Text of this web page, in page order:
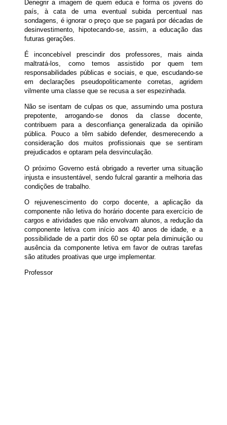
Denegrir a imagem de quem educa e forma os jovens do
país, à cata de uma eventual subida percentual nas
sondagens, é ignorar o preço que se pagará por décadas de
desinvestimento, hipotecando-se, assim, a educação das
futuras gerações.
É inconcebível prescindir dos professores, mais ainda
maltratá-los, como temos assistido por quem tem
responsabilidades públicas e sociais, e que, escudando-se
em declarações pseudopoliticamente corretas, agridem
vilmente uma classe que se recusa a ser espezinhada.
Não se isentam de culpas os que, assumindo uma postura
prepotente, arrogando-se donos da classe docente,
contribuem para a desconfiança generalizada da opinião
pública. Pouco a têm sabido defender, desmerecendo a
consideração dos muitos profissionais que se sentiram
prejudicados e optaram pela desvinculação.
O próximo Governo está obrigado a reverter uma situação
injusta e insustentável, sendo fulcral garantir a melhoria das
condições de trabalho.
O rejuvenescimento do corpo docente, a aplicação da
componente não letiva do horário docente para exercício de
cargos e atividades que não envolvam alunos, a redução da
componente letiva com início aos 40 anos de idade, e a
possibilidade de a partir dos 60 se optar pela diminuição ou
ausência da componente letiva em favor de outras tarefas
são atitudes proativas que urge implementar.
Professor